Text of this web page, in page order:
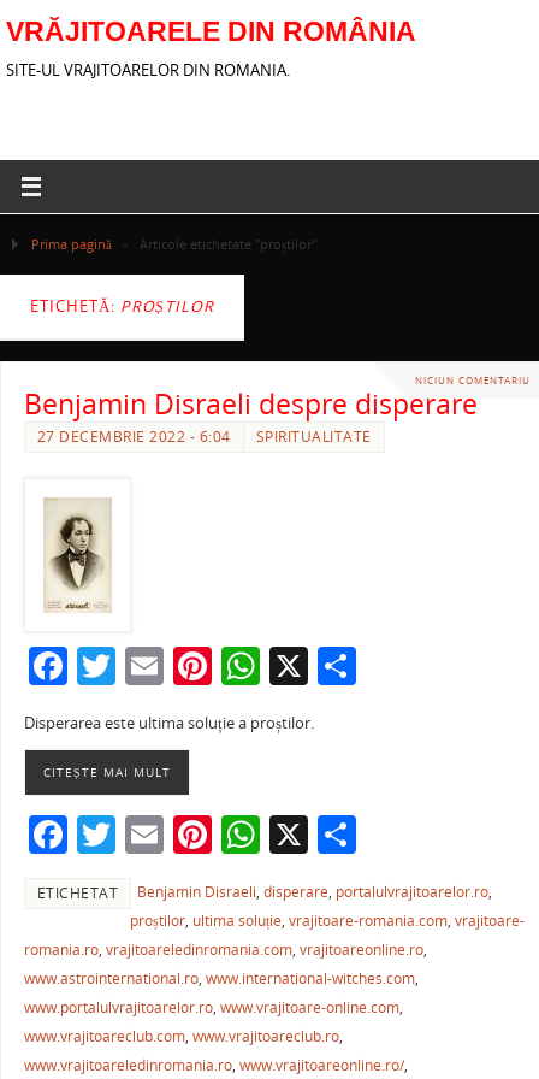
VRĂJITOARELE DIN ROMÂNIA
SITE-UL VRAJITOARELOR DIN ROMANIA.
Prima pagină » Articole etichetate "proștilor"
ETICHETĂ: PROȘTILOR
NICIUN COMENTARIU
Benjamin Disraeli despre disperare
27 DECEMBRIE 2022 - 6:04 SPIRITUALITATE
F
c
e
b
o
o
k
T
itt
er
E
ai
l
Pi
nt
er
st
W
at
A
p
p
X P
a
ză
Disperarea este ultima soluție a proștilor.
CITEȘTE MAI MULT
F
c
e
b
o
o
T
w
itt
er
E
m
ai
l
Pi
nt
er
e
st
W
h
at
s
A
p
p
X P
ar
ta
je
a
ză
ETICHETAT Benjamin Disraeli,disperare, portalulvrajitoarelor.ro,
proștilor, ultima soluție,vrajitoare-romania.com,vrajitoare-
romania.ro, vrajitoareledinromania.com, vrajitoareonline.ro,
www.astrointernational.ro, www.international-witches.com,
www.portalulvrajitoarelor.ro, www.vrajitoare-online.com,
www.vrajitoareclub.com, www.vrajitoareclub.ro,
www.vrajitoareledinromania.ro, www.vrajitoareonline.ro/,